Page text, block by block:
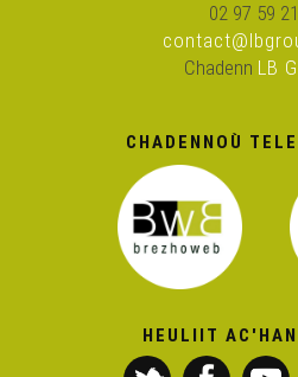
Nolùen er Buhé (1)
Paskal Lamour -
Breudeur Kornig (2)
Breudeur Kornig (1)
Nolwenn Korbell, Soig
02 97 59
Chadenn LB
CHADENNOÙ
HEULIIT